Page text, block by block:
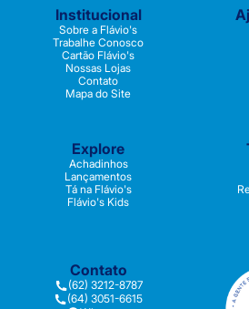
Institucional
Sobre a Flávio's
Trabalhe Conosco
Cartão Flávio's
Nossas Lojas
Contato
Mapa do Site
Explore
Achadinhos
Lançamentos
Tá na Flávio's
Flávio's Kids
Contato
(62) 3212-8787
(64) 3051-6615